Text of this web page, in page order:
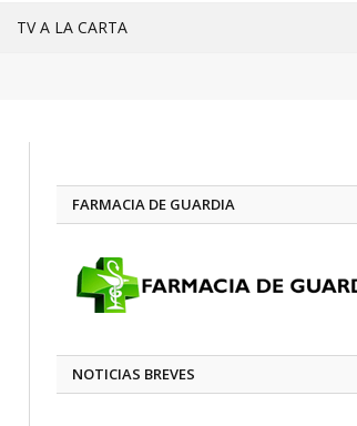
TV A LA CARTA
FARMACIA DE GUARDIA
NOTICIAS BREVES